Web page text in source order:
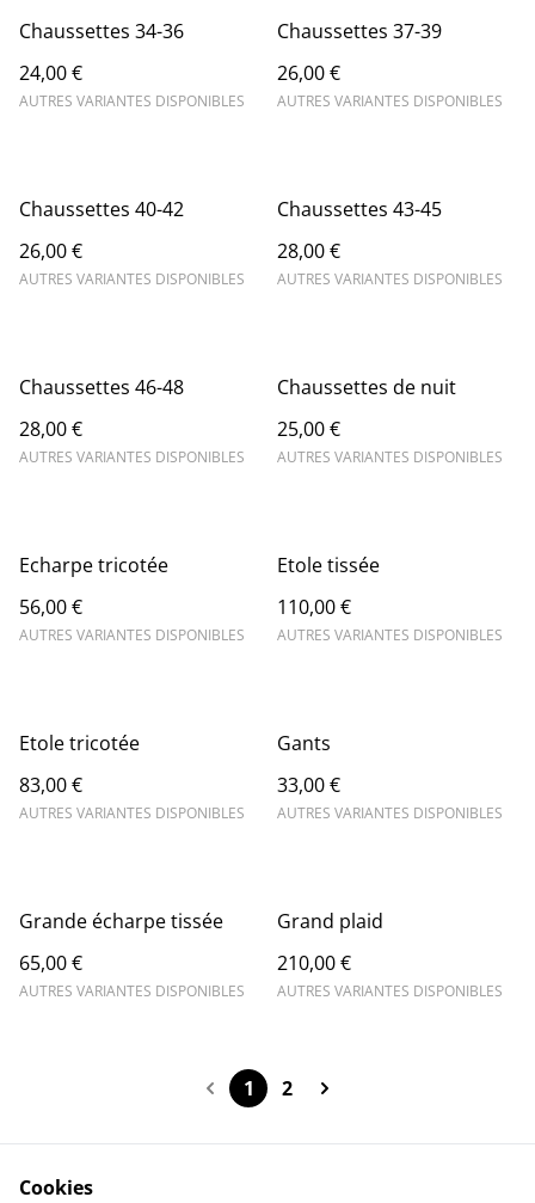
Chaussettes 34-36
24,00 €
AUTRES VARIANTES DISPONIBLES
Chaussettes 37-39
26,00 €
AUTRES VARIANTES DISPONIBLES
Chaussettes 40-42
26,00 €
AUTRES VARIANTES DISPONIBLES
Chaussettes 43-45
28,00 €
AUTRES VARIANTES DISPONIBLES
Chaussettes 46-48
28,00 €
AUTRES VARIANTES DISPONIBLES
Chaussettes de nuit
25,00 €
AUTRES VARIANTES DISPONIBLES
Echarpe tricotée
56,00 €
AUTRES VARIANTES DISPONIBLES
Etole tissée
110,00 €
AUTRES VARIANTES DISPONIBLES
Etole tricotée
83,00 €
AUTRES VARIANTES DISPONIBLES
Gants
33,00 €
AUTRES VARIANTES DISPONIBLES
Grande écharpe tissée
65,00 €
AUTRES VARIANTES DISPONIBLES
Grand plaid
210,00 €
AUTRES VARIANTES DISPONIBLES
1 2
Cookies